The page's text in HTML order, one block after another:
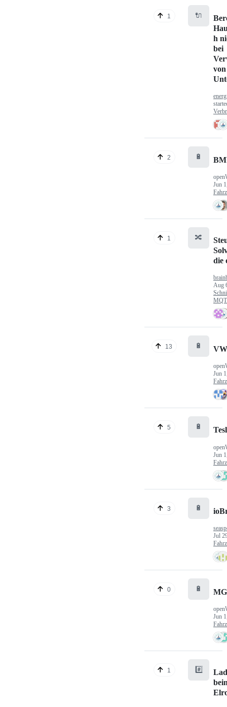
1 🔌
h
bei
von
2 🔋
Jun
1 🔀
die
Aug
13 🔋
Jun
5 🔋
Jun
3 🔋
Jul
0 🔋
Jun
1 #️⃣